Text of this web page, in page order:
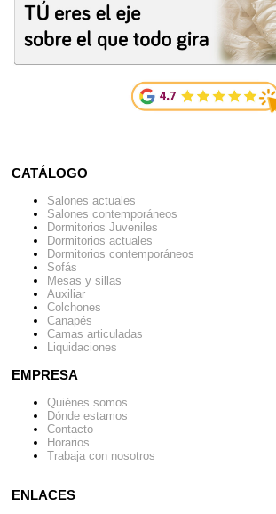
CATÁLOGO
Salones actuales
Salones contemporáneos
Dormitorios Juveniles
Dormitorios actuales
Dormitorios contemporáneos
Sofás
Mesas y sillas
Auxiliar
Colchones
Canapés
Camas articuladas
Liquidaciones
EMPRESA
Quiénes somos
Dónde estamos
Contacto
Horarios
Trabaja con nosotros
ENLACES